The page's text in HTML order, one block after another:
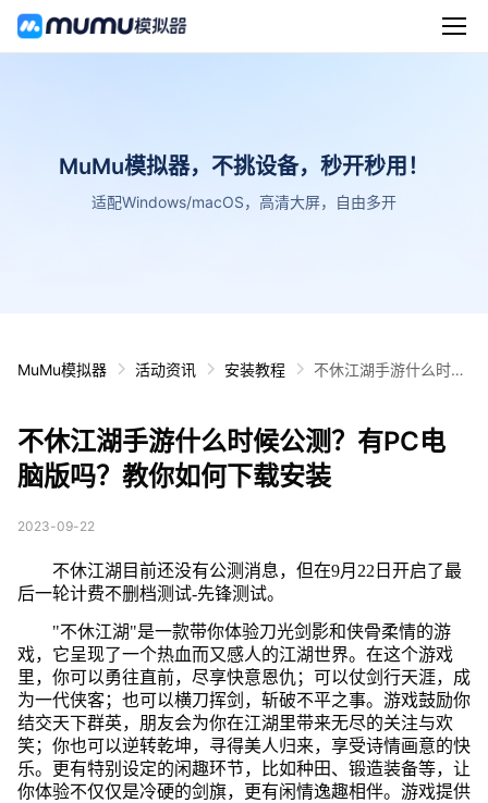
MuMu模拟器，不挑设备，秒开秒用！
适配Windows/macOS，高清大屏，自由多开
MuMu模拟器 活动资讯 安装教程
不休江湖手游什么时候
不休江湖手游什么时候公测？有PC电
脑版吗？教你如何下载安装
2023-09-22
不休江湖目前还没有公测消息，但在9月22日开启了最
后一轮计费不删档测试-先锋测试。
"不休江湖"是一款带你体验刀光剑影和侠骨柔情的游
戏，它呈现了一个热血而又感人的江湖世界。在这个游戏
里，你可以勇往直前，尽享快意恩仇；可以仗剑行天涯，成
为一代侠客；也可以横刀挥剑，斩破不平之事。游戏鼓励你
结交天下群英，朋友会为你在江湖里带来无尽的关注与欢
笑；你也可以逆转乾坤，寻得美人归来，享受诗情画意的快
乐。更有特别设定的闲趣环节，比如种田、锻造装备等，让
你体验不仅仅是冷硬的剑旗，更有闲情逸趣相伴。游戏提供